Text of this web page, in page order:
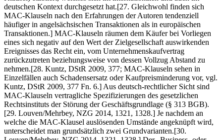
deutschen Kontext durchgesetzt hat.[27. Gleichwohl finden sich
MAC-Klauseln nach den Erfahrungen der Autoren tendenziell
häufiger in angelsächsischen Transaktionen als in europäischen
Transaktionen.] MAC-Klauseln räumen dem Käufer bei Vorliegen
eines sich negativ auf den Wert der Zielgesellschaft auswirkenden
Ereignisses das Recht ein, vom Unternehmenskaufvertrag
zurückzutreten beziehungsweise von dessen Vollzug Abstand zu
nehmen.[28. Kuntz, DStR 2009, 377; MAC-Klauseln sehen in
Einzelfällen auch Schadensersatz oder Kaufpreisminderung vor, vgl.
Kuntz, DStR 2009, 377 Fn. 6.] Aus deutsch-rechtlicher Sicht sind
MAC-Klauseln vertragliche Spezifizierungen des gesetzlichen
Rechtsinstituts der Störung der Geschäftsgrundlage (§ 313 BGB).
[29. Louven/Mehrbey, NZG 2014, 1321, 1328.] Je nachdem an
welche die MAC-Klausel auslösenden Umstände angeknüpft wird,
unterscheidet man grundsätzlich zwei Grundvarianten.[30.